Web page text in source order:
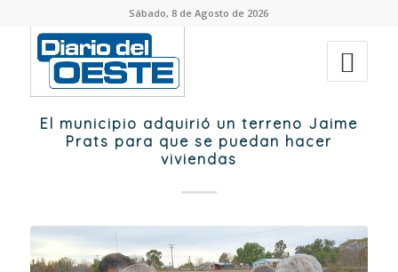
Sábado, 8 de Agosto de 2026
El municipio adquirió un terreno Jaime
Prats para que se puedan hacer
viviendas